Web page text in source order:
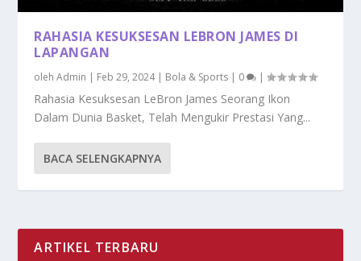
RAHASIA KESUKSESAN LEBRON JAMES DI
LAPANGAN
olehAdmin | Feb 29, 2024| Bola & Sports | 0 |
Rahasia Kesuksesan LeBron James Seorang Ikon
Dalam Dunia Basket, Telah Mengukir Prestasi Yang...
BACA SELENGKAPNYA
ARTIKEL TERBARU